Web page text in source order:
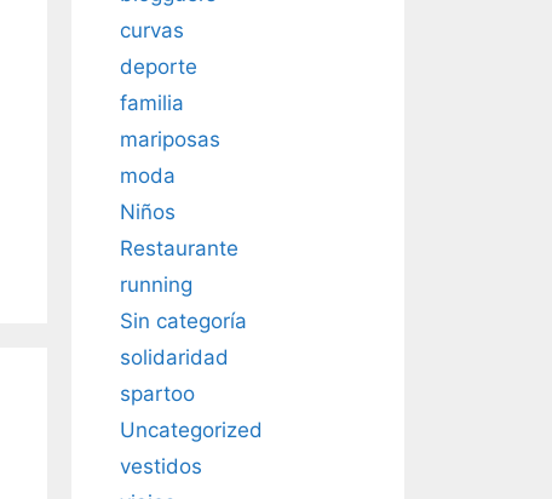
curvas
deporte
familia
mariposas
moda
Niños
Restaurante
running
Sin categoría
solidaridad
spartoo
Uncategorized
vestidos